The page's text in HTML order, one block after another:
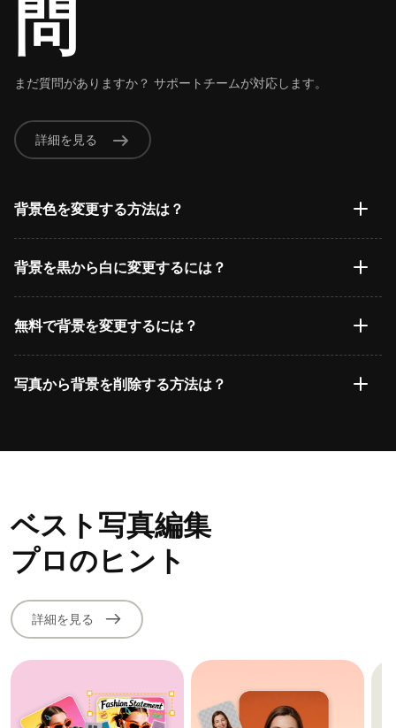
問
まだ質問がありますか？ サポートチームが対応します。
詳細を見る
背景色を変更する方法は？
背景を黒から白に変更するには？
無料で背景を変更するには？
写真から背景を削除する方法は？
ベスト写真編集
プロのヒント
詳細を見る